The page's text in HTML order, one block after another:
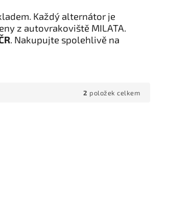
Každý alternátor je
z autovrakoviště MILATA.
. Nakupujte spolehlivě na
2 položek celkem